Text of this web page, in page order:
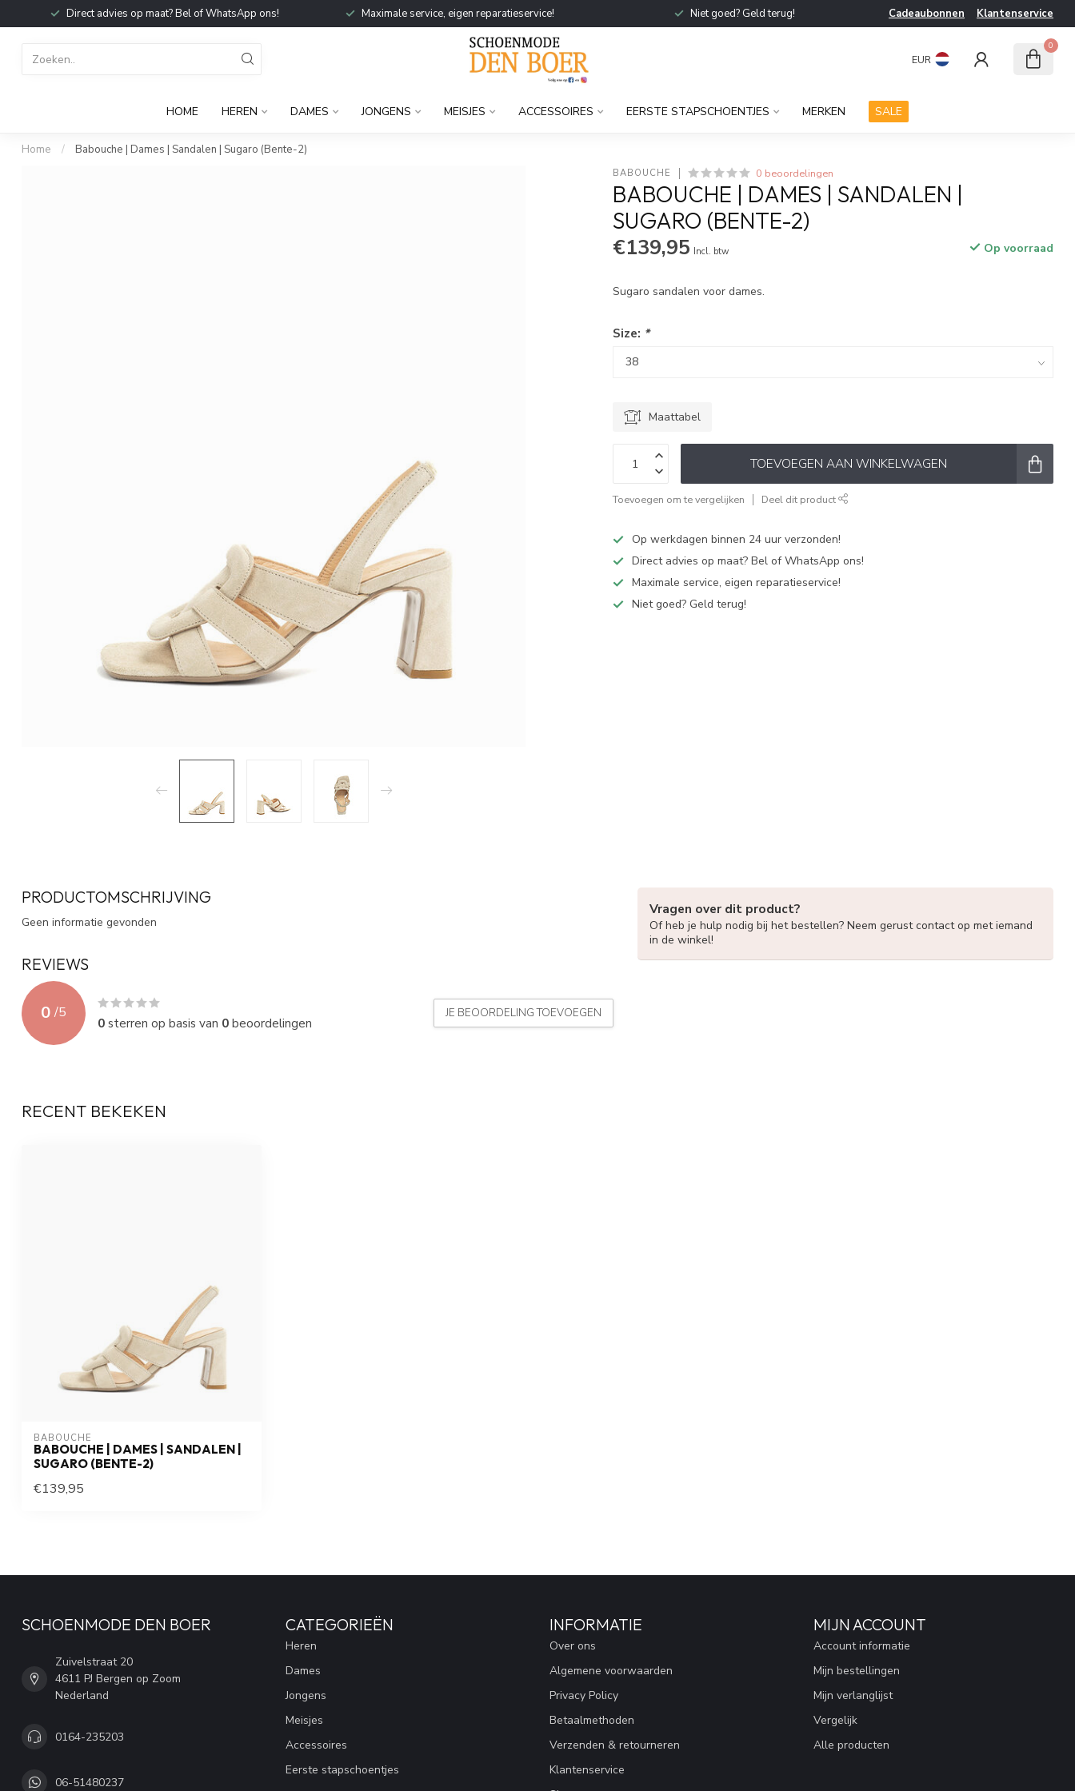
Direct advies op maat? Bel of WhatsApp ons! Maximale service, eigen reparatieservice! Niet goed? Geld terug! Cadeaubonnen Klantenservice
EUR
0
HOME HEREN DAMES JONGENS MEISJES ACCESSOIRES EERSTE STAPSCHOENTJES MERKEN SALE
Home / Babouche | Dames | Sandalen | Sugaro (Bente-2)
BABOUCHE 0 beoordelingen
BABOUCHE | DAMES | SANDALEN |
SUGARO (BENTE-2)
€139,95 Incl. btw Op voorraad
Sugaro sandalen voor dames.
Size: *
Maattabel
TOEVOEGEN AAN WINKELWAGEN
Toevoegen om te vergelijken Deel dit product
Op werkdagen binnen 24 uur verzonden!
Direct advies op maat? Bel of WhatsApp ons!
Maximale service, eigen reparatieservice!
Niet goed? Geld terug!
PRODUCTOMSCHRIJVING
Geen informatie gevonden
REVIEWS
0 /5
0sterren op basis van 0beoordelingen
JE BEOORDELING TOEVOEGEN
Vragen over dit product?
Of heb je hulp nodig bij het bestellen? Neem gerust contact op met iemand
in de winkel!
RECENT BEKEKEN
BABOUCHE
BABOUCHE | DAMES | SANDALEN |
SUGARO (BENTE-2)
€139,95
SCHOENMODE DEN BOER
Zuivelstraat 20
4611 PJ Bergen op Zoom
Nederland
0164-235203
06-51480237
CATEGORIEËN
Heren
Dames
Jongens
Meisjes
Accessoires
Eerste stapschoentjes
INFORMATIE
Over ons
Algemene voorwaarden
Privacy Policy
Betaalmethoden
Verzenden & retourneren
Klantenservice
MIJN ACCOUNT
Account informatie
Mijn bestellingen
Mijn verlanglijst
Vergelijk
Alle producten